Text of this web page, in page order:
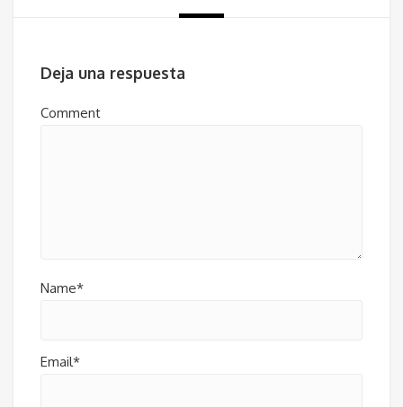
Deja una respuesta
Comment
Name*
Email*